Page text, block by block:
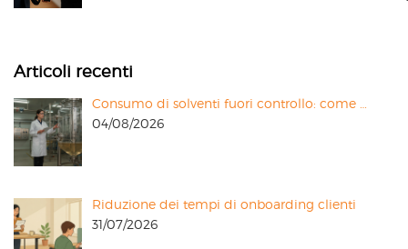
Articoli recenti
Consumo di solventi fuori controllo: come …
04/08/2026
Riduzione dei tempi di onboarding clienti
31/07/2026